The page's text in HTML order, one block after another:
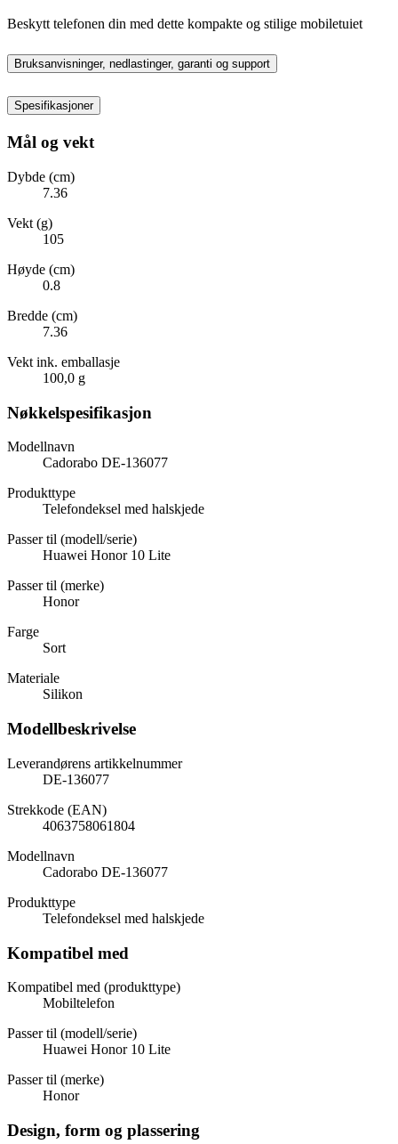
Beskytt telefonen din med dette kompakte og stilige mobiletuiet
Bruksanvisninger, nedlastinger, garanti og support
Spesifikasjoner
Mål og vekt
Dybde (cm)
7.36
Vekt (g)
105
Høyde (cm)
0.8
Bredde (cm)
7.36
Vekt ink. emballasje
100,0 g
Nøkkelspesifikasjon
Modellnavn
Cadorabo DE-136077
Produkttype
Telefondeksel med halskjede
Passer til (modell/serie)
Huawei Honor 10 Lite
Passer til (merke)
Honor
Farge
Sort
Materiale
Silikon
Modellbeskrivelse
Leverandørens artikkelnummer
DE-136077
Strekkode (EAN)
4063758061804
Modellnavn
Cadorabo DE-136077
Produkttype
Telefondeksel med halskjede
Kompatibel med
Kompatibel med (produkttype)
Mobiltelefon
Passer til (modell/serie)
Huawei Honor 10 Lite
Passer til (merke)
Honor
Design, form og plassering